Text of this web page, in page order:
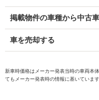
掲載物件の車種から中古
車を売却する
新車時価格はメーカー発表当時の車両本
てもメーカー発表時の情報に基いています